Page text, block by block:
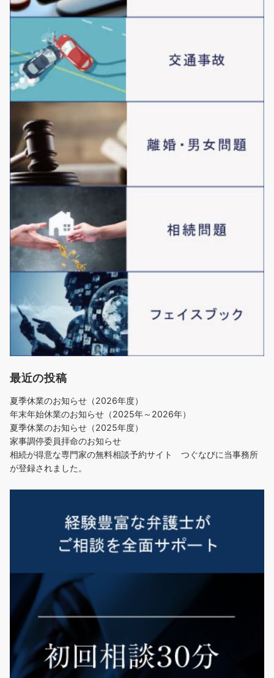
最近の投稿
夏季休業のお知らせ（2026年度）
年末年始休業のお知らせ（2025年～2026年）
夏季休業のお知らせ（2025年度）
家事調停委員拝命のお知らせ
相続が得意な専門家の無料相談予約サイト つぐなびに当事務所
が登録されました。